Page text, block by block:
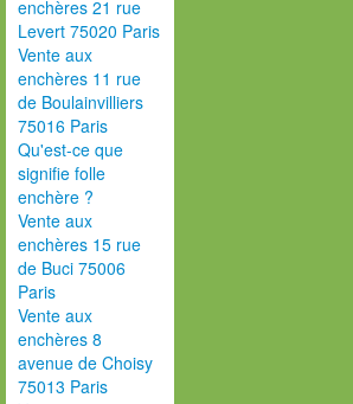
enchères 21 rue
Levert 75020 Paris
Vente aux
enchères 11 rue
de Boulainvilliers
75016 Paris
Qu'est-ce que
signifie folle
enchère ?
Vente aux
enchères 15 rue
de Buci 75006
Paris
Vente aux
enchères 8
avenue de Choisy
75013 Paris